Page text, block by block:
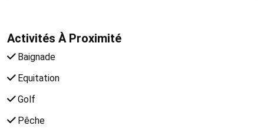
Activités À Proximité
Baignade
Equitation
Golf
Pêche